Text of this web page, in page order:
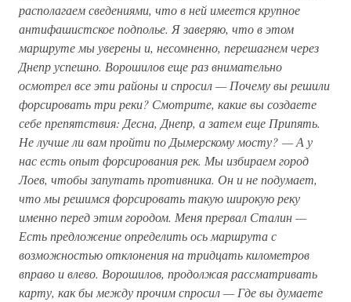
располагаем сведениями, что в ней имеется крупное
антифашистское подполье. Я заверяю, что в этом
маршруте мы уверены и, несомненно, перешагнем через
Днепр успешно. Ворошилов еще раз внимательно
осмотрел все эти районы и спросил — Почему вы решили
форсировать три реки? Смотрите, какие вы создаете
себе препятствия: Десна, Днепр, а затем еще Припять.
Не лучше ли вам пройти по Дымерскому мосту? — А у
нас есть опыт форсирования рек. Мы избираем город
Лоев, чтобы запутать противника. Он и не подумает,
что мы решимся форсировать такую широкую реку
именно перед этим городом. Меня прервал Сталин —
Есть предложение определить ось маршрута с
возможностью отклонения на тридцать километров
вправо и влево. Ворошилов, продолжая рассматривать
карту, как бы между прочим спросил — Где вы думаете